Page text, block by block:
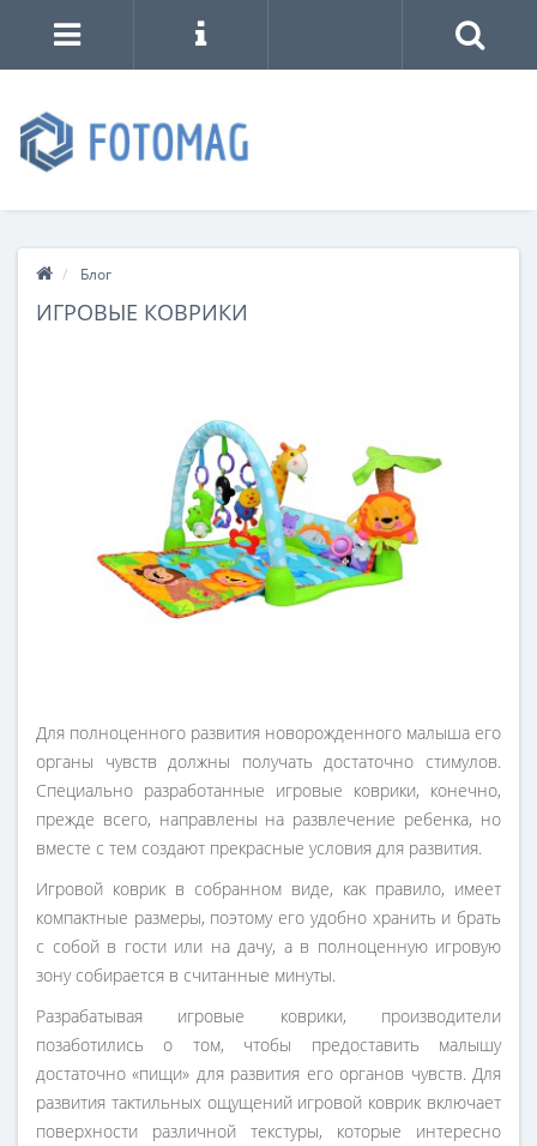
Блог
ИГРОВЫЕ КОВРИКИ
Для полноценного развития новорожденного малыша его
органы чувств должны получать достаточно стимулов.
Специально разработанные игровые коврики, конечно,
прежде всего, направлены на развлечение ребенка, но
вместе с тем создают прекрасные условия для развития.
Игровой коврик в собранном виде, как правило, имеет
компактные размеры, поэтому его удобно хранить и брать
с собой в гости или на дачу, а в полноценную игровую
зону собирается в считанные минуты.
Разрабатывая игровые коврики, производители
позаботились о том, чтобы предоставить малышу
достаточно «пищи» для развития его органов чувств. Для
развития тактильных ощущений игровой коврик включает
поверхности различной текстуры, которые интересно